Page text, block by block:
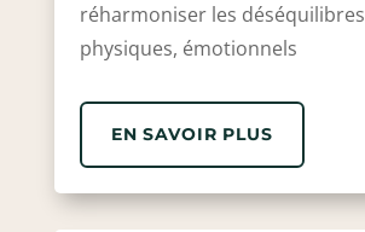
réharmoniser les déséquilibres
physiques, émotionnels
EN SAVOIR PLUS